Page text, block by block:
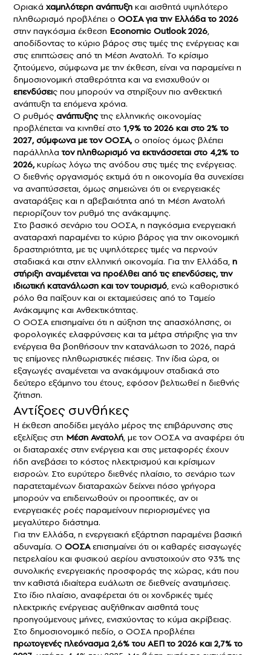
Οριακά χαμηλότερη ανάπτυξη και αισθητά υψηλότερο
πληθωρισμό προβλέπει ο ΟΟΣΑγια την Ελλάδα το 2026
στην παγκόσμια έκθεση Economic Outlook 2026,
αποδίδοντας το κύριο βάρος στις τιμές της ενέργειας και
στις επιπτώσεις από τη Μέση Ανατολή. Το κρίσιμο
ζητούμενο, σύμφωνα με την έκθεση, είναι να παραμείνει η
δημοσιονομική σταθερότητα και να ενισχυθούν οι
επενδύσεις που μπορούν να στηρίξουν πιο ανθεκτική
ανάπτυξη τα επόμενα χρόνια.
Ο ρυθμός ανάπτυξηςτης ελληνικής οικονομίας
προβλέπεται να κινηθεί στο 1,9% το 2026 και στο 2% το
2027, σύμφωνα με τον ΟΟΣΑ,ο οποίος όμως βλέπει
παράλληλα τον πληθωρισμό να εκτινάσσεται στο 4,2% το
2026,κυρίως λόγω της ανόδου στις τιμές της ενέργειας.
Ο διεθνής οργανισμός εκτιμά ότι η οικονομία θα συνεχίσει
να αναπτύσσεται, όμως σημειώνει ότι οι ενεργειακές
αναταράξεις και η αβεβαιότητα από τη Μέση Ανατολή
περιορίζουν τον ρυθμό της ανάκαμψης.
Στο βασικό σενάριο του ΟΟΣΑ, η παγκόσμια ενεργειακή
αναταραχή παραμένει το κύριο βάρος για την οικονομική
δραστηριότητα, με τις υψηλότερες τιμές να περνούν
σταδιακά και στην ελληνική οικονομία. Για την Ελλάδα, η
στήριξη αναμένεται να προέλθει από τις επενδύσεις, την
ιδιωτική κατανάλωση και τον τουρισμό, ενώ καθοριστικό
ρόλο θα παίξουν και οι εκταμιεύσεις από το Ταμείο
Ανάκαμψης και Ανθεκτικότητας.
Ο ΟΟΣΑ επισημαίνει ότι η αύξηση της απασχόλησης, οι
φορολογικές ελαφρύνσεις και τα μέτρα στήριξης για την
ενέργεια θα βοηθήσουν την κατανάλωση το 2026, παρά
τις επίμονες πληθωριστικές πιέσεις. Την ίδια ώρα, οι
εξαγωγές αναμένεται να ανακάμψουν σταδιακά στο
δεύτερο εξάμηνο του έτους, εφόσον βελτιωθεί η διεθνής
ζήτηση.
Αντίξοες συνθήκες
Η έκθεση αποδίδει μεγάλο μέρος της επιβάρυνσης στις
εξελίξεις στη Μέση Ανατολή, με τον ΟΟΣΑ να αναφέρει ότι
οι διαταραχές στην ενέργεια και στις μεταφορές έχουν
ήδη ανεβάσει το κόστος ηλεκτρισμού και κρίσιμων
εισροών. Στο ευρύτερο διεθνές πλαίσιο, το σενάριο των
παρατεταμένων διαταραχών δείχνει πόσο γρήγορα
μπορούν να επιδεινωθούν οι προοπτικές, αν οι
ενεργειακές ροές παραμείνουν περιορισμένες για
μεγαλύτερο διάστημα.
Για την Ελλάδα, η ενεργειακή εξάρτηση παραμένει βασική
αδυναμία. Ο ΟΟΣΑεπισημαίνει ότι οι καθαρές εισαγωγές
πετρελαίου και φυσικού αερίου αντιστοιχούν στο 93% της
συνολικής ενεργειακής προσφοράς της χώρας, κάτι που
την καθιστά ιδιαίτερα ευάλωτη σε διεθνείς ανατιμήσεις.
Στο ίδιο πλαίσιο, αναφέρεται ότι οι χονδρικές τιμές
ηλεκτρικής ενέργειας αυξήθηκαν αισθητά τους
προηγούμενους μήνες, ενισχύοντας το κύμα ακρίβειας.
Στο δημοσιονομικό πεδίο, ο ΟΟΣΑ προβλέπει
πρωτογενές πλεόνασμα 2,6% του ΑΕΠ το 2026 και 2,7% το